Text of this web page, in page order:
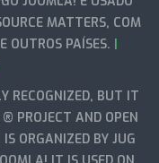
MATTERS, COM
OUTROS PAÍSES. |
RECOGNIZED, BUT IT
PROJECT AND OPEN
ORGANIZED BY JUG